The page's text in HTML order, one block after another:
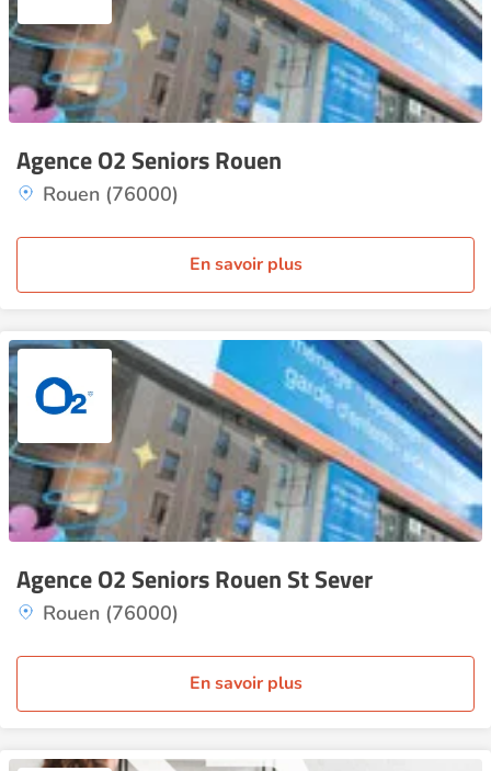
Agence O2 Seniors Rouen
Rouen (76000)
En savoir plus
Agence O2 Seniors Rouen St Sever
Rouen (76000)
En savoir plus